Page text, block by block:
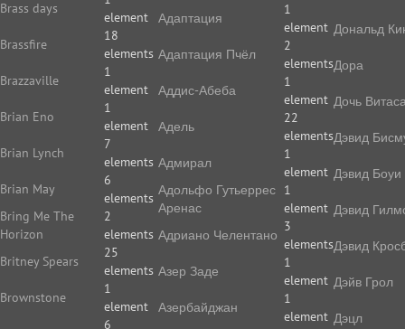
Brass days
element
Brassfire
18
elements
Brazzaville
1
element
Brian Eno
1
element
Brian Lynch
7
elements
Brian May
6
elements
Bring Me The
Horizon
2
elements
Britney Spears
25
elements
Brownstone
1
element
6
Адаптация
1
element
Адаптация Пчёл
2
elements
Аддис-Абеба
1
element
Адель
22
elements
Адмирал
1
element
Адольфо Гутьеррес
Аренас
1
element
Адриано Челентано
3
elements
Азер Заде
1
element
Азербайджан
1
element
Дональд
Дора
Дочь
Дэвид
Дэвид Боуи
Дэвид
Дэвид
Дэйв Грол
Дэцл